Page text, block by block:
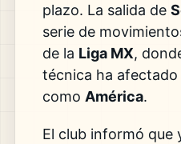
plazo. La salida de
serie de
de la Liga MX,
técnica ha
como América.
El club informó que